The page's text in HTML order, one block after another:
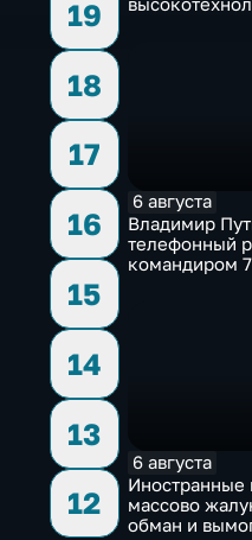
19
18
17
16
15
14
13
12
6 августа
Владимир
телефонный
командиром
6 августа
Иностранные
массово
обман и